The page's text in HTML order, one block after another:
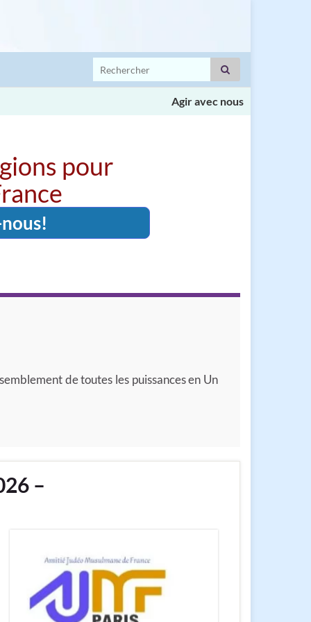
Search for:
Agir avec nous
pour
de toutes les puissances en Un
–